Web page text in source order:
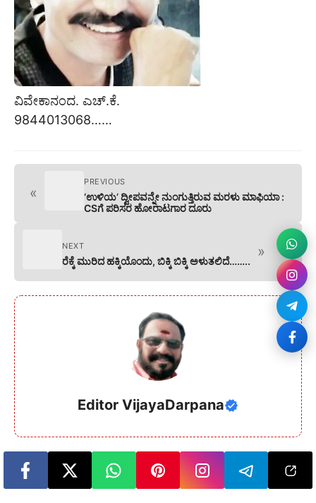
ವಿವೇಕಾನಂದ. ಎಚ್.ಕೆ.
9844013068……
«
PREVIOUS
‘ಉಳಿಯ’ ದ್ವೀಪವನ್ನೇ ನುಂಗುತ್ತಿರುವ ಮರಳು ಮಾಫಿಯಾ :
CSಗೆ ಪರಿಸರ ಹೋರಾಟಗಾರ ದೂರು
NEXT
ರೆಕ್ಕೆ ಮುರಿದ ಹಕ್ಕಿಯೊಂದು, ಬಿಕ್ಕಿ ಬಿಕ್ಕಿ ಅಳುತಲಿದೆ……..
»
Editor VijayaDarpana